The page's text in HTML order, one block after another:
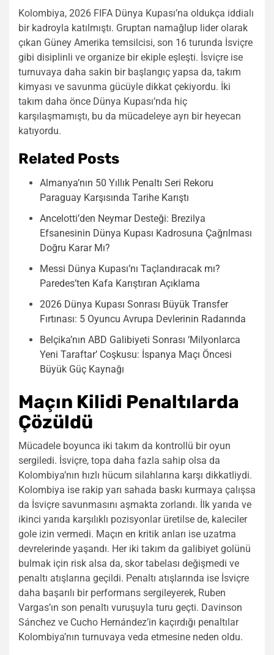
Kolombiya, 2026 FIFA Dünya Kupası’na oldukça iddialı
bir kadroyla katılmıştı. Gruptan namağlup lider olarak
çıkan Güney Amerika temsilcisi, son 16 turunda İsviçre
gibi disiplinli ve organize bir ekiple eşleşti. İsviçre ise
turnuvaya daha sakin bir başlangıç yapsa da, takım
kimyası ve savunma gücüyle dikkat çekiyordu. İki
takım daha önce Dünya Kupası’nda hiç
karşılaşmamıştı, bu da mücadeleye ayrı bir heyecan
katıyordu.
Related Posts
Almanya’nın 50 Yıllık Penaltı Seri Rekoru
Paraguay Karşısında Tarihe Karıştı
Ancelotti’den Neymar Desteği: Brezilya
Efsanesinin Dünya Kupası Kadrosuna Çağrılması
Doğru Karar Mı?
Messi Dünya Kupası’nı Taçlandıracak mı?
Paredes’ten Kafa Karıştıran Açıklama
2026 Dünya Kupası Sonrası Büyük Transfer
Fırtınası: 5 Oyuncu Avrupa Devlerinin Radarında
Belçika’nın ABD Galibiyeti Sonrası ‘Milyonlarca
Yeni Taraftar’ Coşkusu: İspanya Maçı Öncesi
Büyük Güç Kaynağı
Maçın Kilidi Penaltılarda
Çözüldü
Mücadele boyunca iki takım da kontrollü bir oyun
sergiledi. İsviçre, topa daha fazla sahip olsa da
Kolombiya’nın hızlı hücum silahlarına karşı dikkatliydi.
Kolombiya ise rakip yarı sahada baskı kurmaya çalışsa
da İsviçre savunmasını aşmakta zorlandı. İlk yarıda ve
ikinci yarıda karşılıklı pozisyonlar üretilse de, kaleciler
gole izin vermedi. Maçın en kritik anları ise uzatma
devrelerinde yaşandı. Her iki takım da galibiyet golünü
bulmak için risk alsa da, skor tabelası değişmedi ve
penaltı atışlarına geçildi. Penaltı atışlarında ise İsviçre
daha başarılı bir performans sergileyerek, Ruben
Vargas’ın son penaltı vuruşuyla turu geçti. Davinson
Sánchez ve Cucho Hernández’in kaçırdığı penaltılar
Kolombiya’nın turnuvaya veda etmesine neden oldu.